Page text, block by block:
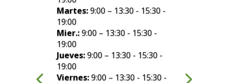
Martes:9:00 – 13:30 - 15:30 -
19:00
Mier.:9:00 – 13:30 - 15:30 -
19:00
Jueves:9:00 – 13:30 - 15:30 -
19:00
Viernes:9:00 – 13:30 - 15:30 -